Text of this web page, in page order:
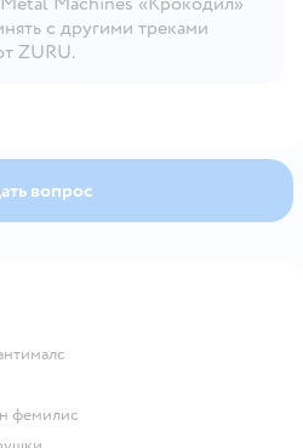
Открыть вопрос
с другими треками
ZURU.
вопрос
фемилис